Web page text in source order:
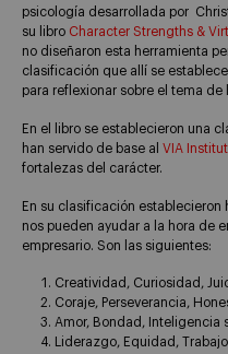
psicología desarrollada por
su libro Character Strengths &
no diseñaron esta herramienta
clasificación que allí se
para reflexionar sobre el tema de
En el libro se establecieron una
han servido de base al VIA
fortalezas del carácter.
En su clasificación
nos pueden ayudar a la hora de
empresario. Son las siguientes:
Creatividad, Curiosidad,
Coraje, Perseverancia,
Amor, Bondad, Inteligencia
Liderazgo, Equidad,